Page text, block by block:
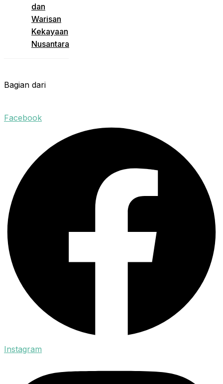
dan
Warisan
Kekayaan
Nusantara
Bagian dari
Facebook
Instagram